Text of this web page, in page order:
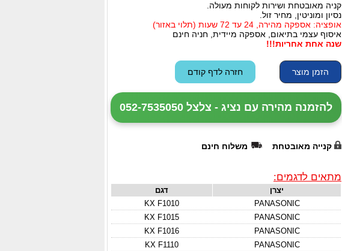
קניה מאובטחת ושירות לקוחות מעולה.
נסיון ומוניטין, מחיר זול.
אופציה: אספקה מהירה, 24 עד 72 שעות (תלוי באזור)
איסוף עצמי בתיאום, אספקה מיידית, חניה חינם
שנה אחת אחריות!!!
להזמנה מהירה עם נציג - צלצל 052-7535050
קנייה מאובטחת משלוח חינם
מתאים לדגמים:
יצרן
דגם
PANASONIC
KX F1010
PANASONIC
KX F1015
PANASONIC
KX F1016
PANASONIC
KX F1110